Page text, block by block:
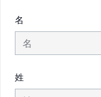
名
姓